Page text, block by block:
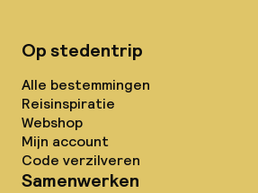
Op stedentrip
Alle bestemmingen
Reisinspiratie
Webshop
Mijn account
Code verzilveren
Samenwerken